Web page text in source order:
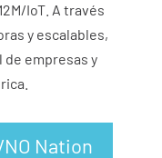
IoT. A través
y escalables,
empresas y
Nation